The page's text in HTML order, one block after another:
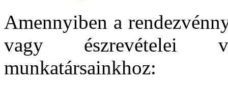
Amennyiben a
vagy észrevételei
munkatársainkhoz: